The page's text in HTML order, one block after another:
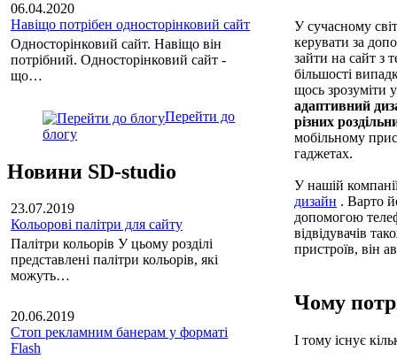
У сучасному
керувати за
зайти на сайт з
більшості
щось зрозуміти
адаптивний
різних
мобільному
гаджетах.
У нашій
дизайн . Варто
допомогою
відвідувачів
пристроїв, він
Чому
І тому існує
06.04.2020
Навіщо потрібен односторінковий сайт
Односторінковий сайт. Навіщо він
потрібний. Односторінковий сайт -
що…
Перейти до
блогу
Новини SD-studio
23.07.2019
Кольорові палітри для сайту
Палітри кольорів У цьому розділі
представлені палітри кольорів, які
можуть…
20.06.2019
Стоп рекламним банерам у форматі
Flash